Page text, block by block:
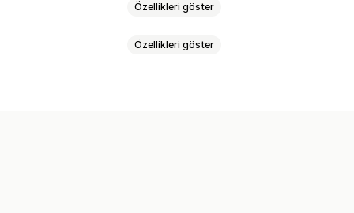
Özellikleri göster
Özellikleri göster